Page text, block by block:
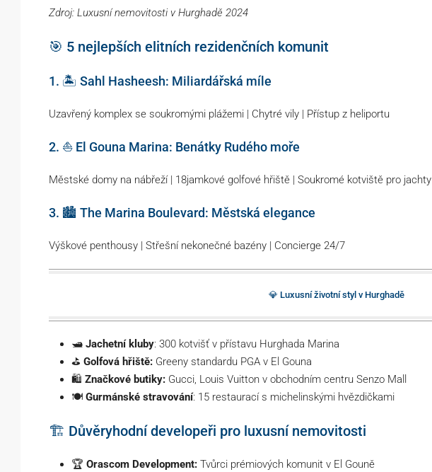
Zdroj: Luxusní nemovitosti v Hurghadě 2024
🎯 5 nejlepších elitních rezidenčních komunit
1. 🏝️ Sahl Hasheesh: Miliardářská míle
Uzavřený komplex se soukromými plážemi | Chytré vily | Přístup z heliportu
2. ⛵ El Gouna Marina: Benátky Rudého moře
Městské domy na nábřeží | 18jamkové golfové hřiště | Soukromé kotviště pro jachty
3. 🏙️ The Marina Boulevard: Městská elegance
Výškové penthousy | Střešní nekonečné bazény | Concierge 24/7
💎 Luxusní životní styl v Hurghadě
🛥️ Jachetní kluby: 300 kotvišť v přístavu Hurghada Marina
⛳ Golfová hřiště: Greeny standardu PGA v El Gouna
🛍️ Značkové butiky: Gucci, Louis Vuitton v obchodním centru Senzo Mall
🍽️ Gurmánské stravování: 15 restaurací s michelinskými hvězdičkami
🏗️ Důvěryhodní developeři pro luxusní nemovitosti
🏆 Orascom Development: Tvůrci prémiových komunit v El Gouně